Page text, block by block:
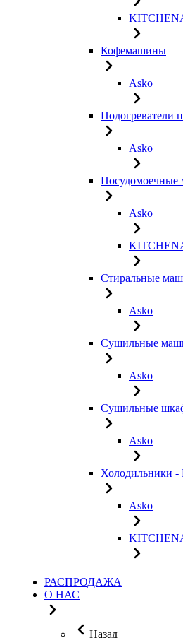
Кофемашины
Asko
Подогреватели
Asko
Asko
Стиральные
Asko
Сушильные
Asko
Сушильные
Asko
Холодильники -
Asko
РАСПРОДАЖА
О НАС
Назад